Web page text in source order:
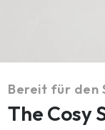
Bereit für den
The Cosy